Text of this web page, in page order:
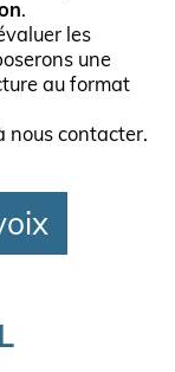
.
les
une
au format
nous contacter.